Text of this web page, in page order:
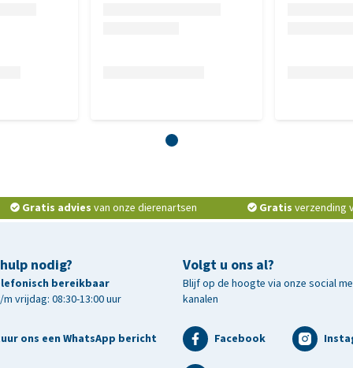
Gratis advies van onze dierenartsen Gratis verzending
nodig?
bereikbaar
vrijdag: 08:30-13:00 uur
ons een WhatsApp bericht
Volgt u ons al?
Blijf op de hoogte via onze social
kanalen
Facebook